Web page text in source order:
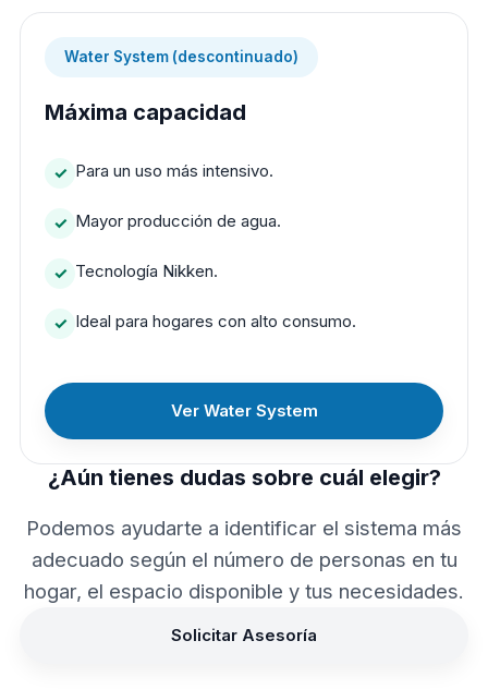
Water System (descontinuado)
Máxima capacidad
Para un uso más intensivo.
Mayor producción de agua.
Tecnología Nikken.
Ideal para hogares con alto consumo.
Ver Water System
¿Aún tienes dudas sobre cuál elegir?
Podemos ayudarte a identificar el sistema más
adecuado según el número de personas en tu
hogar, el espacio disponible y tus necesidades.
Solicitar Asesoría